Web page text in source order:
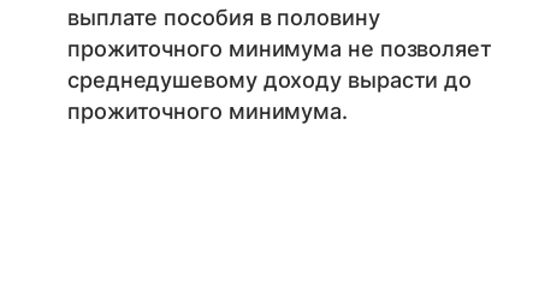
выплате пособия в половину
прожиточного минимума не позволяет
среднедушевому доходу вырасти до
прожиточного минимума.